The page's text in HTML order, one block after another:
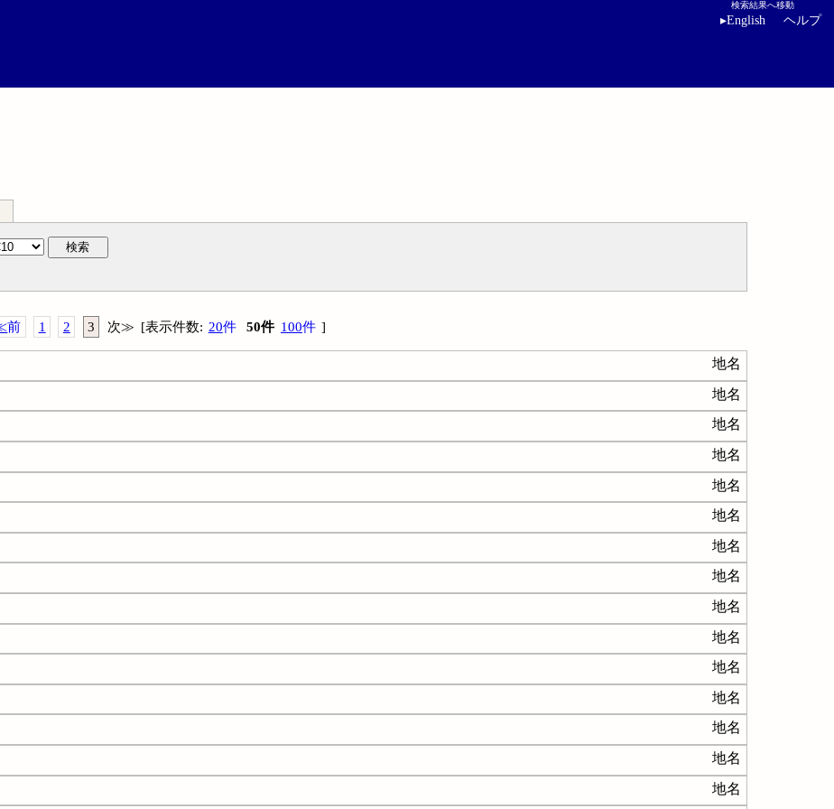
検索結果へ移動
▸English ヘルプ
検索
前 1 2 3 次≫ [表示件数: 20件 50件 100件 ]
地名
地名
地名
地名
地名
地名
地名
地名
地名
地名
地名
地名
地名
地名
地名